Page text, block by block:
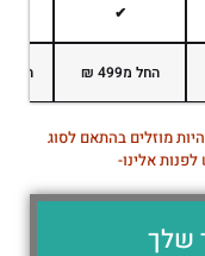
✔
החל מ499 ₪ החל
מוזלים בהתאם לסוג
אלינו-
שלך